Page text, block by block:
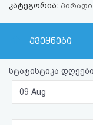
კითხვა-
პასუხი
ავტორიზაცია
კატეგორია:
ქვეყნები
სტატისტიკა
09 Aug